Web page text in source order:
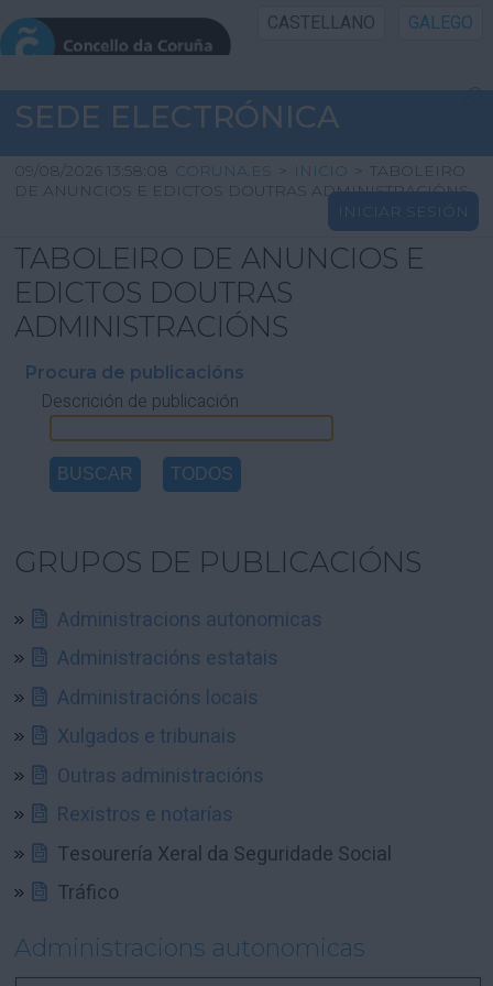
CASTELLANO GALEGO
INICIO SEDE
INICIO
INFORMACIÓN PÚBLICA
CARTAFOL CIDADÁN
UTILIDADES
AXUDA
SEDE ELECTRÓNICA
09/08/2026 13:58:08 CORUNA.ES > INICIO > TABOLEIRO
DE ANUNCIOS E EDICTOS DOUTRAS ADMINISTRACIÓNS
INICIAR SESIÓN
TABOLEIRO DE ANUNCIOS E
EDICTOS DOUTRAS
ADMINISTRACIÓNS
Procura de publicacións
Descrición de publicación
GRUPOS DE PUBLICACIÓNS
Administracions autonomicas
Administracións estatais
Administracións locais
Xulgados e tribunais
Outras administracións
Rexistros e notarías
Tesourería Xeral da Seguridade Social
Tráfico
Administracions autonomicas